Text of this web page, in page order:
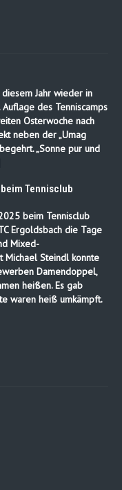
Jahr wieder in
des Tenniscamps
Osterwoche nach
neben der „Umag
„Sonne pur und
Tennisclub
beim Tennisclub
Ergoldsbach die Tage
Mixed-
Michael Steindl konnte
Damendoppel,
heißen. Es gab
waren heiß umkämpft.